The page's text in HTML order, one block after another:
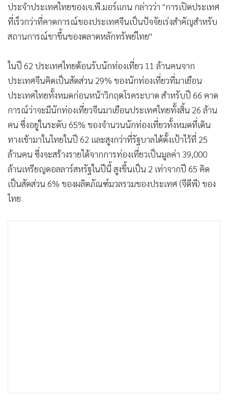
• กองทุนรวม
• Celeb Online
• Factcheck
• News1
• Gotomanager
ประจำประเทศไทยของเจ.พี.มอร์แกน กล่าวว่า "การเปิดประเทศ
ที่เร็วกว่าที่คาดการณ์ของประเทศจีนเป็นปัจจัยเร่งสำคัญสำหรับ
สถานการณ์ขาขึ้นของตลาดหลักทรัพย์ไทย"
ในปี 62 ประเทศไทยต้อนรับนักท่องเที่ยว 11 ล้านคนจาก
ประเทศจีนคิดเป็นสัดส่วน 29% ของนักท่องเที่ยวที่มาเยือน
ประเทศไทยทั้งหมดก่อนหน้าวิกฤตโรคระบาด สำหรับปี 66 คาด
การณ์ว่าจะมีนักท่องเที่ยวจีนมาเยือนประเทศไทยทั้งสิ้น 26 ล้าน
คน ซึ่งอยู่ในระดับ 65% ของจำนวนนักท่องเที่ยวทั้งหมดที่เดิน
ทางเข้ามาในไทยในปี 62 และสูงกว่าที่รัฐบาลได้ตั้งเป้าไว้ที่ 25
ล้านคน ซึ่งจะสร้างรายได้จากการท่องเที่ยวเป็นมูลค่า 39,000
ล้านเหรียญดอลลาร์สหรัฐในปีนี้ สูงขึ้นเป็น 2 เท่าจากปี 65 คิด
เป็นสัดส่วน 6% ของผลิตภัณฑ์มวลรวมของประเทศ (จีดีพี) ของ
ไทย